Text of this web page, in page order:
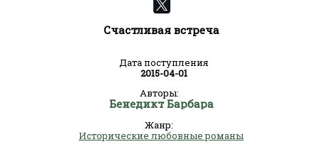
Счастливая встреча
Дата поступления
2015-04-01
Авторы:
Бенедикт Барбара
Жанр:
Исторические любовные романы